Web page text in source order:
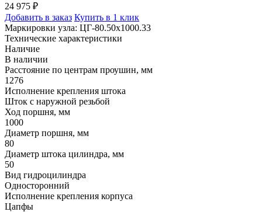
24 975 ₽
Добавить в заказ Купить в 1 клик
Маркировки узла: ЦГ-80.50х1000.33
Технические характеристики
Наличие
В наличии
Расстояние по центрам проушин, мм
1276
Исполнение крепления штока
Шток с наружной резьбой
Ход поршня, мм
1000
Диаметр поршня, мм
80
Диаметр штока цилиндра, мм
50
Вид гидроцилиндра
Односторонний
Исполнение крепления корпуса
Цапфы